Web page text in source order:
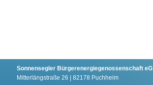
Sonnensegler Bürgerenergiegenossenschaft eG
Mitterlängstraße 26 | 82178 Puchheim